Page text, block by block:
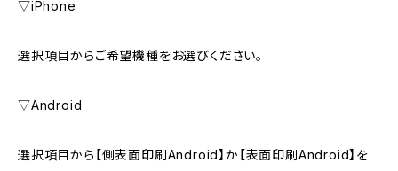
▽iPhone
選択項目からご希望機種をお選びください。
▽Android
選択項目から【側表面印刷Android】か【表面印刷Android】を